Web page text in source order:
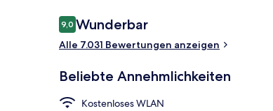
Bewertungen
9,09,0 von 10.
Wunderbar
Alle 7.031 Bewertungen anzeigen
Beliebte Annehmlichkeiten
Kostenloses WLAN